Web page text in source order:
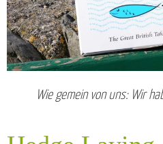
Wie gemein von uns: Wir